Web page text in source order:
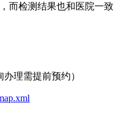
而检测结果也和医院一致
理需提前预约）